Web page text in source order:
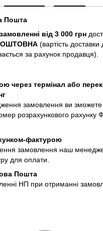
Пошта
від 3 000 грн
(вартість доставки
за рахунок продавця).
через термінал або
замовлення ви зможете
розрахункового рахунку
фактурою
замовлення наш
для оплати.
Пошта
НП при отриманні